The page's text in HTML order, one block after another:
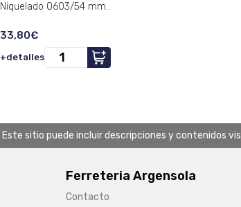
Niquelado 0603/54 mm..
33,80€
+detalles
Este sitio puede incluir descripciones y contenidos
Ferreteria Argensola
Contacto